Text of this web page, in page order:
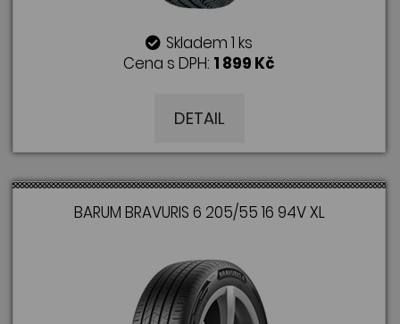
Skladem 1 ks
Cena s DPH: 1 899 Kč
DETAIL
BARUM BRAVURIS 6 205/55 16 94V XL